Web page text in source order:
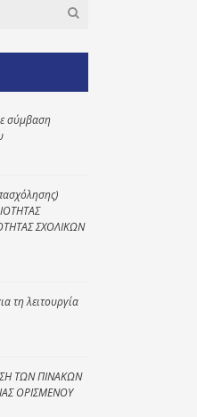
σύμβαση
ΣΧΟΛΙΚΩΝ
τη λειτουργία
ΤΩΝ ΠΙΝΑΚΩΝ
ΟΡΙΣΜΕΝΟΥ